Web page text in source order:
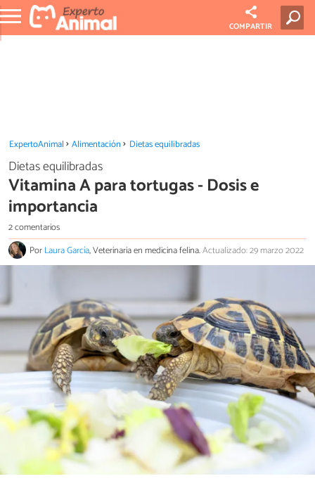
COMPARTIR
ExpertoAnimal Alimentación Dietas equilibradas
Dietas equilibradas
Vitamina A para tortugas - Dosis e
importancia
2 comentarios
PorLaura García, Veterinaria en medicina felina.Actualizado: 29 marzo 2022